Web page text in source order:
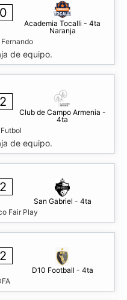
0
Academia Tocalli - 4ta
Naranja
de equipo.
2
Club de Campo Armenia -
4ta
de equipo.
2
San Gabriel - 4ta
Fair Play
2
D10 Football - 4ta